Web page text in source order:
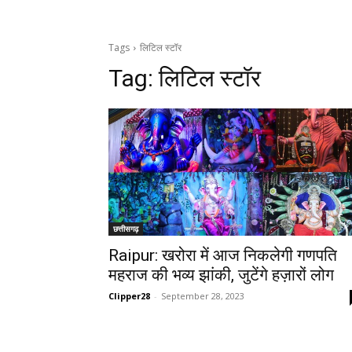
Tags लिटिल स्टॉर
Tag:लिटिल स्टॉर
छत्तीसगढ़
Raipur: खरोरा में आज निकलेगी गणपति
महराज की भव्य झांकी, जुटेंगे हज़ारों लोग
Clipper28 - September 28, 2023